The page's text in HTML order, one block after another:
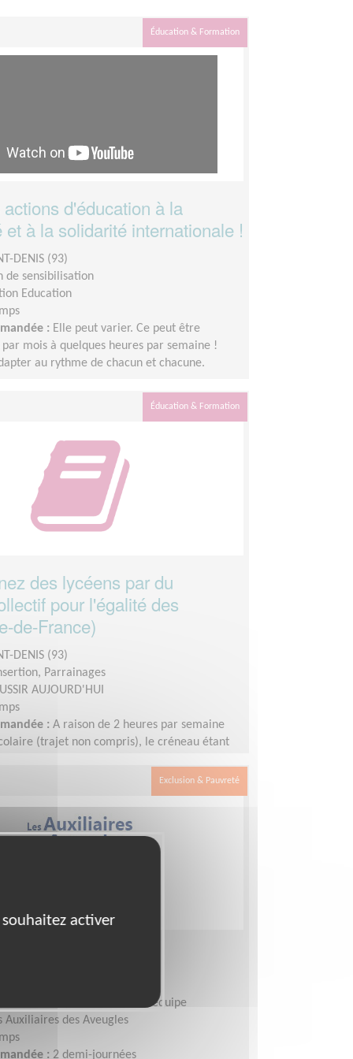
Éducation & Formation
d'éducation à la
et à la solidarité internationale !
DENIS (93)
de sensibilisation
Education
: Elle peut varier. Ce peut être
mois à quelques heures par semaine !
au rythme de chacun et chacune.
Éducation & Formation
des lycéens par du
pour l'égalité des
de-France)
DENIS (93)
Parrainages
AUJOURD'HUI
: A raison de 2 heures par semaine
(trajet non compris), le créneau étant
Exclusion & Pauvreté
département 93
associatif, Coordinateur d'équipe
Auxiliaires des Aveugles
: 2 demi-journées
activer